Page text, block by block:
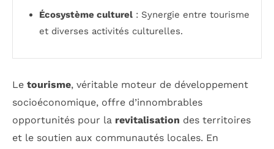
Écosystème culturel : Synergie entre tourisme
et diverses activités culturelles.
Le tourisme, véritable moteur de développement
socioéconomique, offre d’innombrables
opportunités pour la revitalisation des territoires
et le soutien aux communautés locales. En